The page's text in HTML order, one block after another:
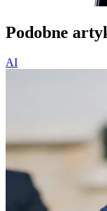
Podobne
AI